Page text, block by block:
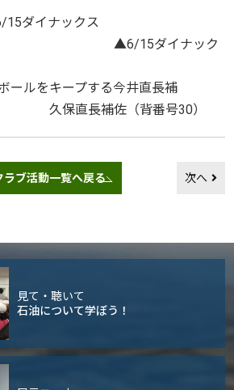
ックス
ダイナック
プする今井直長補
補佐（背番号30）
ラブ活動一覧へ戻る 次へ
見て・聴いて
石油について学ぼう！